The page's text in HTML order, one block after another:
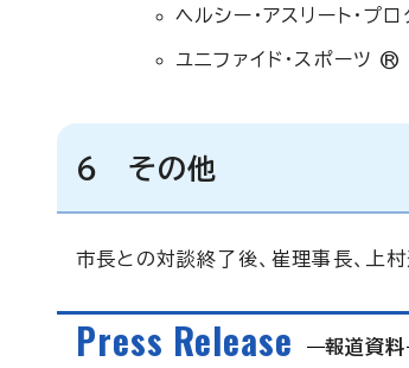
ヘルシー・アスリート・プロ
ユニファイド・スポーツ
6 その他
市長との対談終了後、崔理事長、上
Press Release 報道資料